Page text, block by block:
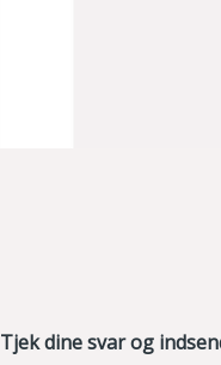
Tjek dine svar og